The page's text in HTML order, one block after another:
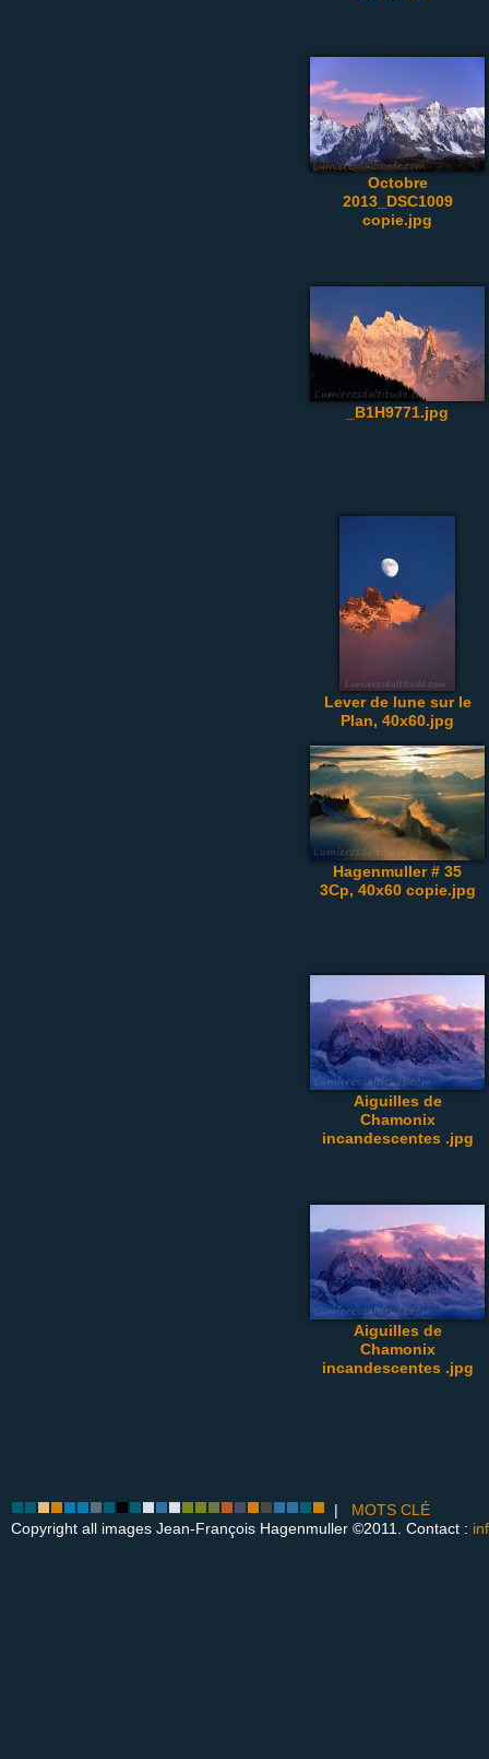
Octobre
2013_DSC1009
copie.jpg
_B1H9771.jpg
Lever de lune sur le
Plan, 40x60.jpg
Hagenmuller # 35
3Cp, 40x60 copie.jpg
Aiguilles de
Chamonix
incandescentes .jpg
Aiguilles de
Chamonix
incandescentes .jpg
| MOTS CLÉ
Copyright all images Jean-François Hagenmuller ©2011. Contact :